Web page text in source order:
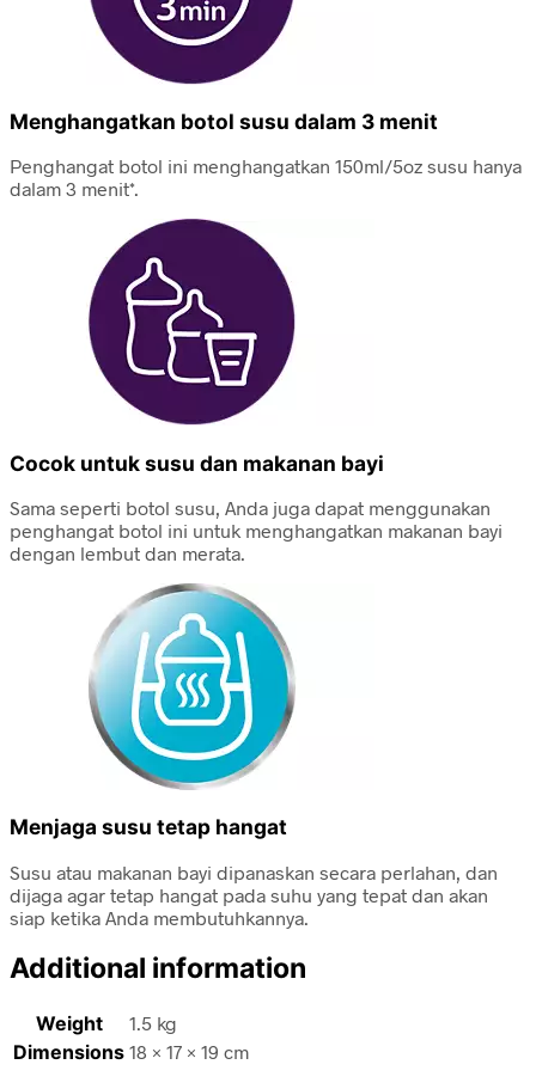
Menghangatkan botol susu dalam 3 menit
Penghangat botol ini menghangatkan 150ml/5oz susu hanya
dalam 3 menit*.
Cocok untuk susu dan makanan bayi
Sama seperti botol susu, Anda juga dapat menggunakan
penghangat botol ini untuk menghangatkan makanan bayi
dengan lembut dan merata.
Menjaga susu tetap hangat
Susu atau makanan bayi dipanaskan secara perlahan, dan
dijaga agar tetap hangat pada suhu yang tepat dan akan
siap ketika Anda membutuhkannya.
Additional information
Weight 1.5 kg
Dimensions 18 × 17 × 19 cm